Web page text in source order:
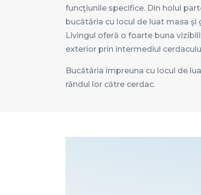
funcţiunile specifice. Din holul
bucătăria cu locul de luat masa şi
Livingul oferă o foarte buna
exterior prin intermediul
Bucătăria împreuna cu locul de
rândul lor către cerdac.